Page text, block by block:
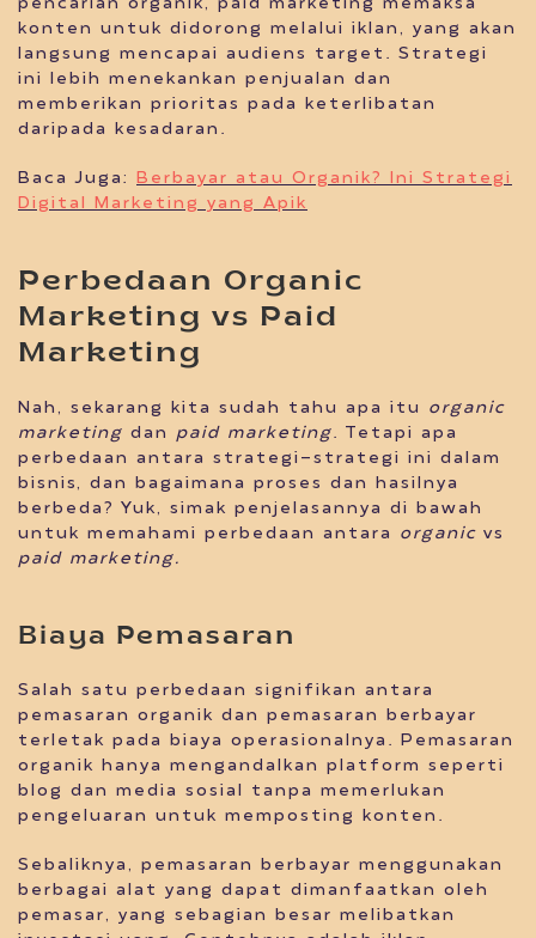
pencarian organik, paid marketing memaksa
konten untuk didorong melalui iklan, yang akan
langsung mencapai audiens target. Strategi
ini lebih menekankan penjualan dan
memberikan prioritas pada keterlibatan
daripada kesadaran.
Baca Juga: Berbayar atau Organik? Ini Strategi
Digital Marketing yang Apik
Perbedaan Organic
Marketing vs Paid
Marketing
Nah, sekarang kita sudah tahu apa itu organic
marketing dan paid marketing. Tetapi apa
perbedaan antara strategi-strategi ini dalam
bisnis, dan bagaimana proses dan hasilnya
berbeda? Yuk, simak penjelasannya di bawah
untuk memahami perbedaan antara organic vs
paid marketing.
Biaya Pemasaran
Salah satu perbedaan signifikan antara
pemasaran organik dan pemasaran berbayar
terletak pada biaya operasionalnya. Pemasaran
organik hanya mengandalkan platform seperti
blog dan media sosial tanpa memerlukan
pengeluaran untuk memposting konten.
Sebaliknya, pemasaran berbayar menggunakan
berbagai alat yang dapat dimanfaatkan oleh
pemasar, yang sebagian besar melibatkan